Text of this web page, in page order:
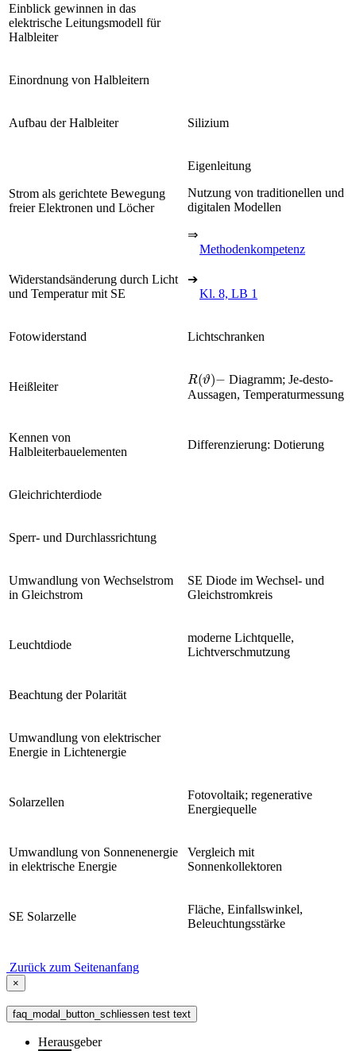
Einblick gewinnen in das
elektrische Leitungsmodell für
Halbleiter
Einordnung von Halbleitern
Aufbau der Halbleiter Silizium
Strom als gerichtete Bewegung
freier Elektronen und Löcher
Eigenleitung
Nutzung von traditionellen und
digitalen Modellen
⇒
Methodenkompetenz
Widerstandsänderung durch Licht
und Temperatur mit SE
➔
Kl. 8, LB 1
Fotowiderstand Lichtschranken
Heißleiter
Rϑ -
Diagramm; Je-desto-
Aussagen, Temperaturmessung
Kennen von
Halbleiterbauelementen
Differenzierung: Dotierung
Gleichrichterdiode
Sperr- und Durchlassrichtung
Umwandlung von Wechselstrom
in Gleichstrom
SE Diode im Wechsel- und
Gleichstromkreis
Leuchtdiode
moderne Lichtquelle,
Lichtverschmutzung
Beachtung der Polarität
Umwandlung von elektrischer
Energie in Lichtenergie
Solarzellen
Fotovoltaik; regenerative
Energiequelle
Umwandlung von Sonnenenergie
in elektrische Energie
Vergleich mit
Sonnenkollektoren
SE Solarzelle
Fläche, Einfallswinkel,
Beleuchtungsstärke
Zurück zum Seitenanfang
×
faq_modal_button_schliessen test text
Herausgeber